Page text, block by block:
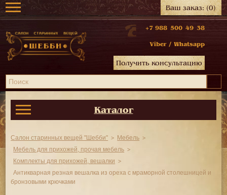
Ваш заказ:(0)
+7 988 500 49 38
Viber / Whatsapp
Получить консультацию
Каталог
Салон старинных вещей "Шебби"
Мебель
Мебель для прихожей, прочая мебель
Комплекты для прихожей, вешалки
Антикварная резная вешалка из ореха с мраморной столешницей и
бронзовыми крючками